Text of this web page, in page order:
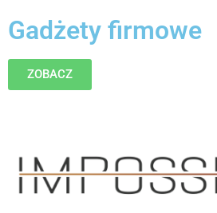
Gadżety firmowe
ZOBACZ